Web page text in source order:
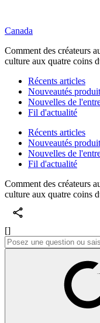
Canada
Comment des créateurs
culture aux quatre coins
Récents articles
Nouveautés
Nouvelles de
Fil d'actualité
Récents articles
Nouveautés
Nouvelles de
Fil d'actualité
Comment des créateurs
culture aux quatre coins
[]